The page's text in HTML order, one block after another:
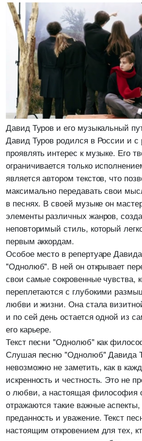
Давид Туров и его музыкальный
Давид Туров родился в России и с
проявлять интерес к музыке. Его
ограничивается только
является автором текстов, что
максимально передавать свои
в песнях. В своей музыке он
элементы различных жанров,
неповторимый стиль, который
первым аккордам.
Особое место в репертуаре
"Однолюб". В ней он открывает
свои самые сокровенные чувства,
переплетаются с глубокими
любви и жизни. Она стала
и по сей день остается одной из
его карьере.
Текст песни "Однолюб" как
Слушая песню "Однолюб" Давида
невозможно не заметить, как в
искренность и честность. Это не
о любви, а настоящая философия
отражаются такие важные аспекты,
преданность и уважение. Текст
настоящим откровением для тех,